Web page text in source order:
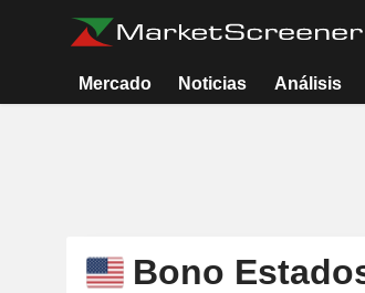
Mercado Noticias Análisis
Bono